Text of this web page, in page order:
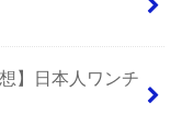
】日本人ワンチ